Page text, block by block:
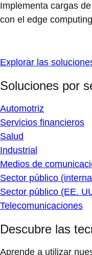
Implementa cargas
con el edge
Explorar las
Soluciones por
Automotriz
Servicios financieros
Salud
Industrial
Medios de
Sector público
Sector público (EE.
Telecomunicaciones
Descubre las
Aprende a utilizar